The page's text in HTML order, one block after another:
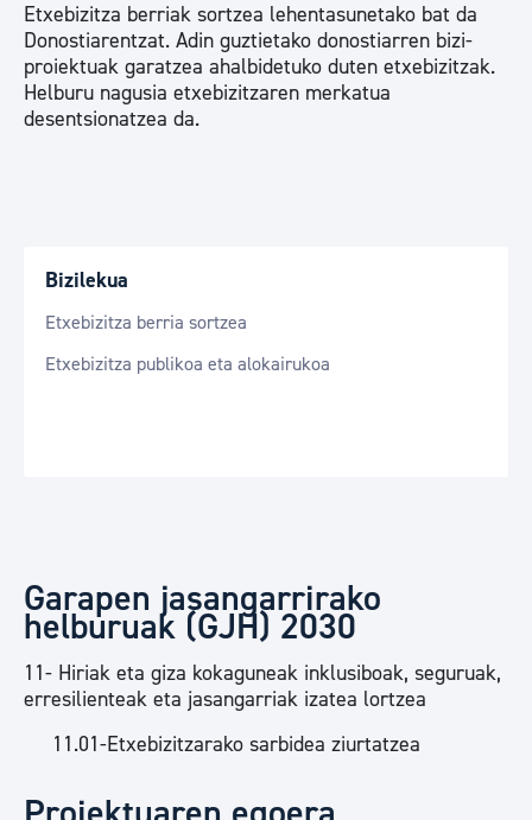
Etxebizitza berriak sortzea lehentasunetako bat da
Donostiarentzat. Adin guztietako donostiarren bizi-
proiektuak garatzea ahalbidetuko duten etxebizitzak.
Helburu nagusia etxebizitzaren merkatua
desentsionatzea da.
Bizilekua
Etxebizitza berria sortzea
Etxebizitza publikoa eta alokairukoa
Garapen jasangarrirako
helburuak (GJH) 2030
11- Hiriak eta giza kokaguneak inklusiboak, seguruak,
erresilienteak eta jasangarriak izatea lortzea
11.01-Etxebizitzarako sarbidea ziurtatzea